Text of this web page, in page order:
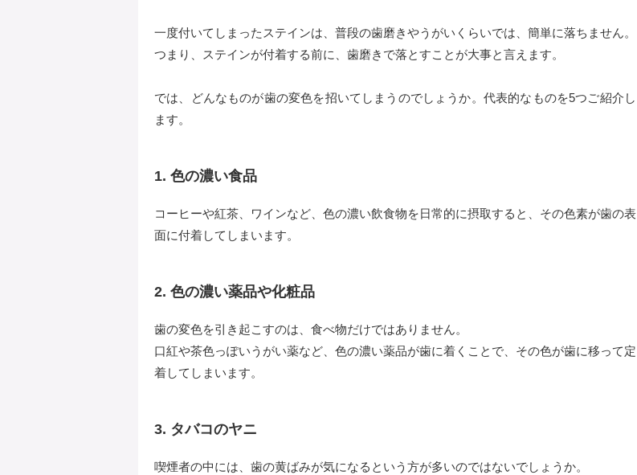
一度付いてしまったステインは、普段の歯磨きやうがいくらいでは、簡単に落ちません。
つまり、ステインが付着する前に、歯磨きで落とすことが大事と言えます。
では、どんなものが歯の変色を招いてしまうのでしょうか。代表的なものを5つご紹介し
ます。
1. 色の濃い食品
コーヒーや紅茶、ワインなど、色の濃い飲食物を日常的に摂取すると、その色素が歯の表
面に付着してしまいます。
2. 色の濃い薬品や化粧品
歯の変色を引き起こすのは、食べ物だけではありません。
口紅や茶色っぽいうがい薬など、色の濃い薬品が歯に着くことで、その色が歯に移って定
着してしまいます。
3. タバコのヤニ
喫煙者の中には、歯の黄ばみが気になるという方が多いのではないでしょうか。